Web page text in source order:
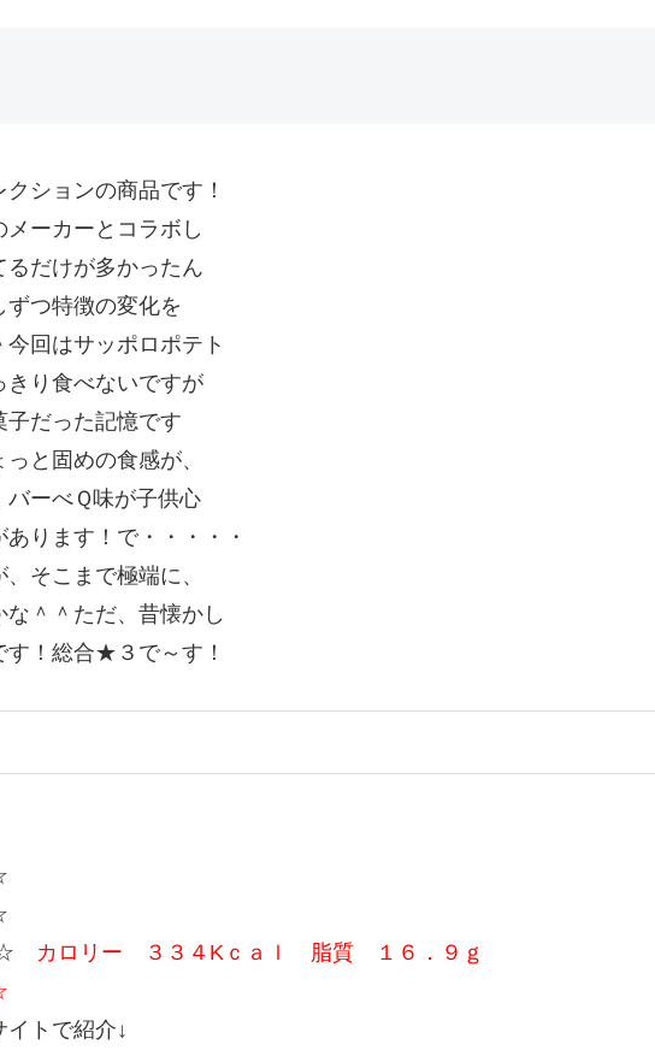
ションの商品です！
ーカーとコラボし
だけが多かったん
つ特徴の変化を
回はサッポロポテト
きり食べないですが
だった記憶です
と固めの食感が、
ーべＱ味が子供心
ります！で・・・・・
そこまで極端に、
＾＾ただ、昔懐かし
す！総合★３で～す！
カロリー ３３４Kｃａｌ 脂質 １６．９ｇ
イトで紹介↓